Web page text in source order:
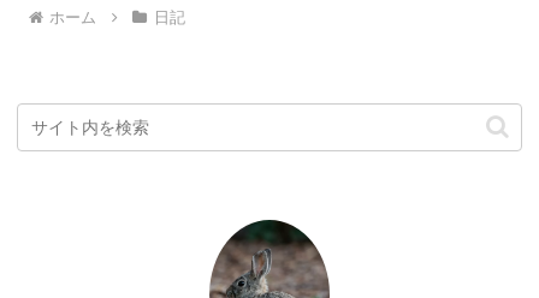
ホーム 日記